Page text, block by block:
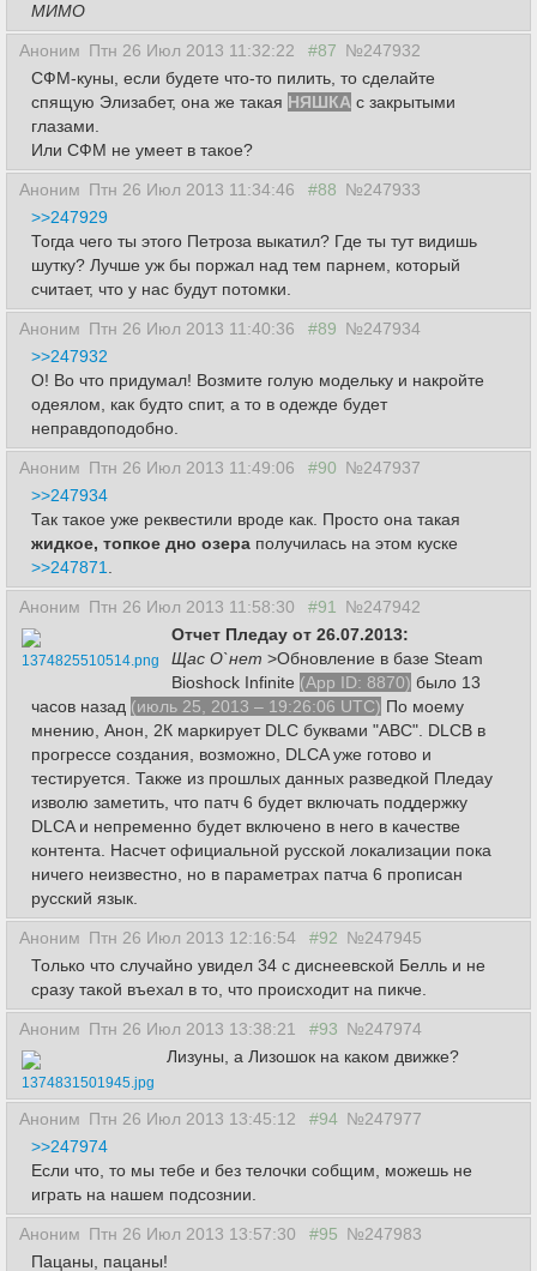
МИМО
Аноним Птн 26 Июл 2013 11:32:22 #87 №247932
СФМ-куны, если будете что-то пилить, то сделайте
спящую Элизабет, она же такая НЯШКА с закрытыми
глазами.
Или СФМ не умеет в такое?
Аноним Птн 26 Июл 2013 11:34:46 #88 №247933
>>247929
Тогда чего ты этого Петроза выкатил? Где ты тут видишь
шутку? Лучше уж бы поржал над тем парнем, который
считает, что у нас будут потомки.
Аноним Птн 26 Июл 2013 11:40:36 #89 №247934
>>247932
О! Во что придумал! Возмите голую модельку и накройте
одеялом, как будто спит, а то в одежде будет
неправдоподобно.
Аноним Птн 26 Июл 2013 11:49:06 #90 №247937
>>247934
Так такое уже реквестили вроде как. Просто она такая
жидкое, топкое дно озера получилась на этом куске
>>247871
Аноним Птн 26 Июл 2013 11:58:30 #91 №247942
1374825510514.png
Отчет Пледау от 26.07.2013:
Щас О`нет >Обновление в базе Steam
Bioshock Infinite (App ID: 8870) было 13
часов назад (июль 25, 2013 – 19:26:06 UTC) По моему
мнению, Анон, 2К маркирует DLC буквами "АВС". DLCB в
прогрессе создания, возможно, DLCA уже готово и
тестируется. Также из прошлых данных разведкой Пледау
изволю заметить, что патч 6 будет включать поддержку
DLCA и непременно будет включено в него в качестве
контента. Насчет официальной русской локализации пока
ничего неизвестно, но в параметрах патча 6 прописан
русский язык.
Аноним Птн 26 Июл 2013 12:16:54 #92 №247945
Только что случайно увидел 34 с диснеевской Белль и не
сразу такой въехал в то, что происходит на пикче.
Аноним Птн 26 Июл 2013 13:38:21 #93 №247974
1374831501945.jpg
Лизуны, а Лизошок на каком движке?
Аноним Птн 26 Июл 2013 13:45:12 #94 №247977
>>247974
Если что, то мы тебе и без телочки собщим, можешь не
играть на нашем подсознии.
Аноним Птн 26 Июл 2013 13:57:30 #95 №247983
Пацаны, пацаны!